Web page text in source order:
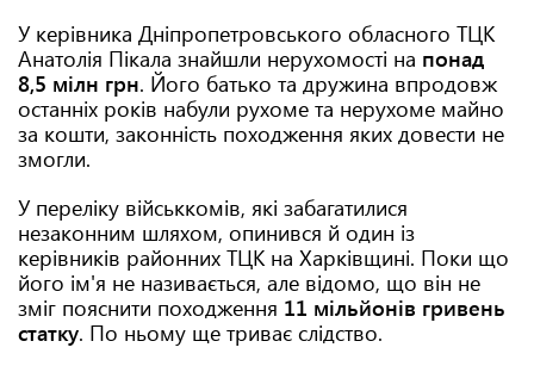
У керівника Дніпропетровського обласного ТЦК
Анатолія Пікала знайшли нерухомості на понад
8,5 мілн грн. Його батько та дружина впродовж
останніх років набули рухоме та нерухоме майно
за кошти, законність походження яких довести не
змогли.
У переліку військкомів, які забагатилися
незаконним шляхом, опинився й один із
керівників районних ТЦК на Харківщині. Поки що
його ім'я не називається, але відомо, що він не
зміг пояснити походження 11 мільйонів гривень
статку. По ньому ще триває слідство.